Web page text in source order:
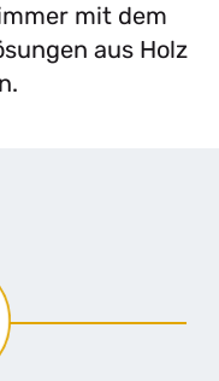
mit dem
aus Holz